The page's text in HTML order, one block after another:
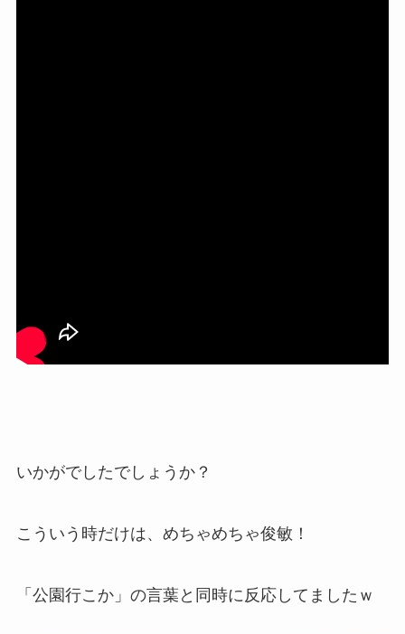
いかがでしたでしょうか？
こういう時だけは、めちゃめちゃ俊敏！
「公園行こか」の言葉と同時に反応してましたｗ